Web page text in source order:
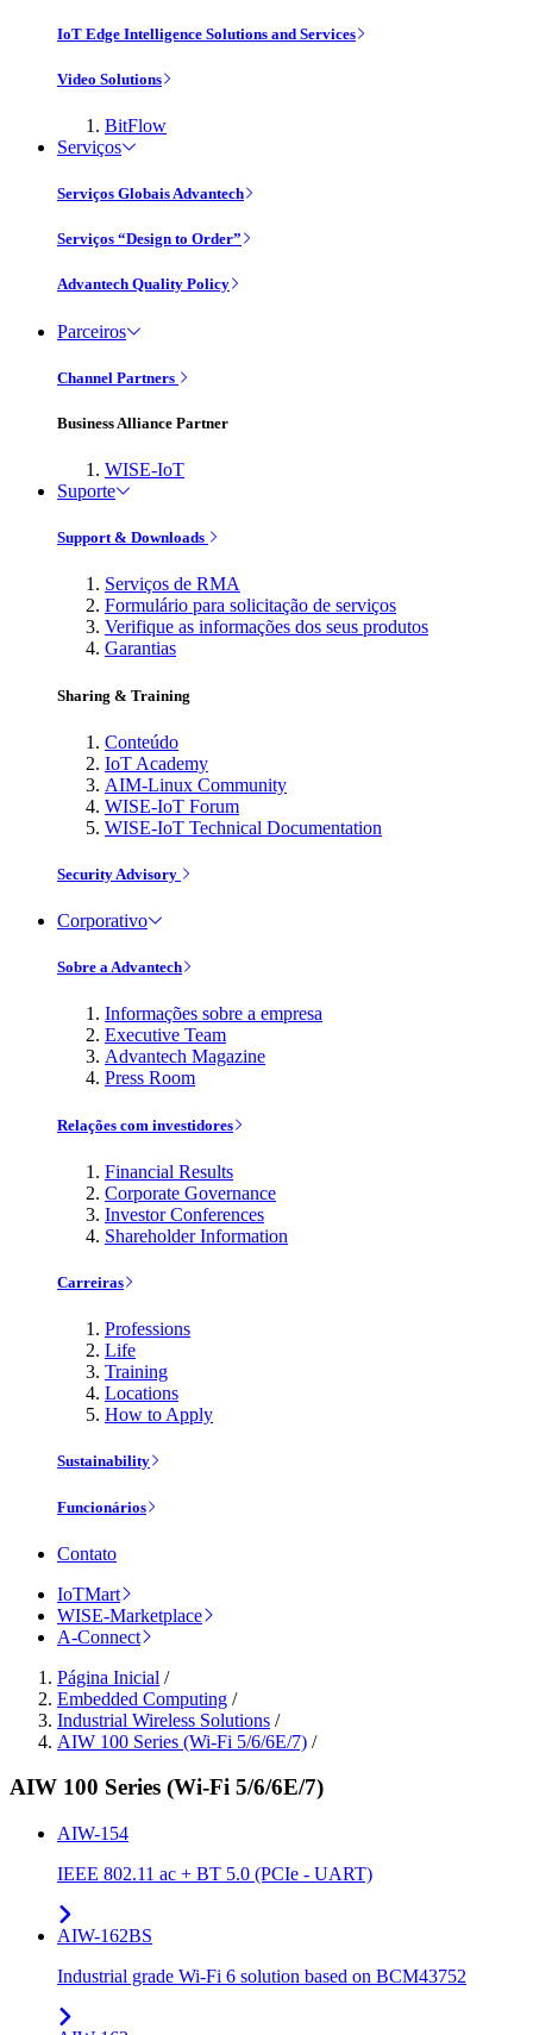
IoT Edge Intelligence Solutions and Services
Video Solutions
BitFlow
Serviços
Serviços Globais Advantech
Serviços “Design to Order”
Advantech Quality Policy
Parceiros
Channel Partners
Business Alliance Partner
WISE-IoT
Suporte
Support & Downloads
Serviços de RMA
Formulário para solicitação de serviços
Verifique as informações dos seus produtos
Garantias
Sharing & Training
Conteúdo
IoT Academy
AIM-Linux Community
WISE-IoT Forum
WISE-IoT Technical Documentation
Security Advisory
Corporativo
Sobre a Advantech
Informações sobre a empresa
Executive Team
Advantech Magazine
Press Room
Relações com investidores
Financial Results
Corporate Governance
Investor Conferences
Shareholder Information
Carreiras
Professions
Life
Training
Locations
How to Apply
Sustainability
Funcionários
Contato
IoTMart
WISE-Marketplace
A-Connect
Página Inicial /
Embedded Computing /
Industrial Wireless Solutions /
AIW 100 Series (Wi-Fi 5/6/6E/7) /
AIW 100 Series (Wi-Fi 5/6/6E/7)
AIW-154
IEEE 802.11 ac + BT 5.0 (PCIe - UART)
AIW-162BS
Industrial grade Wi-Fi 6 solution based on BCM43752